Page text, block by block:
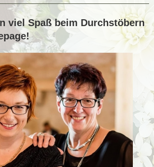
viel Spaß beim Durchstöbern